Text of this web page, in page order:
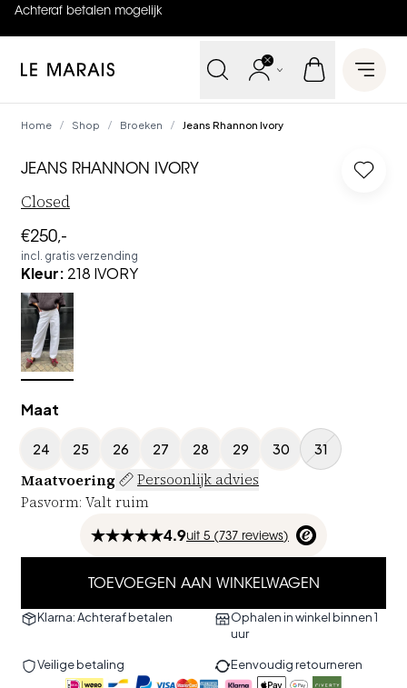
Achteraf betalen mogelijk
4.9 uit 5 (737 reviews
Le Marais Open
Home / Shop / Broeken / Jeans Rhannon Ivory
JEANS RHANNON IVORY Log in
Closed
€250,-
incl. gratis verzending
Kleur: 218 IVORY
Maat
24 25 26 27 28 29 30 31
Maatvoering
Persoonlijk advies
Pasvorm: Valt ruim
4.9uit 5 ( 737 reviews)
TOEVOEGEN AAN WINKELWAGEN
Klarna: Achteraf betalen
Ophalen in winkel binnen 1
uur
Veilige betaling Eenvoudig retourneren